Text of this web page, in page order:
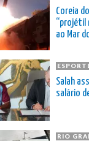
Coreia
“projétil
ao Mar
Salah
salário
RIO